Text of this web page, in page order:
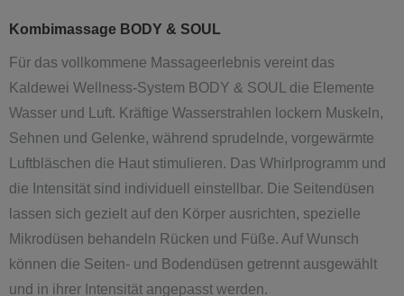
Kombimassage BODY & SOUL
Für das vollkommene Massageerlebnis vereint das
Kaldewei Wellness-System BODY & SOUL die Elemente
Wasser und Luft. Kräftige Wasserstrahlen lockern Muskeln,
Sehnen und Gelenke, während sprudelnde, vorgewärmte
Luftbläschen die Haut stimulieren. Das Whirlprogramm und
die Intensität sind individuell einstellbar. Die Seitendüsen
lassen sich gezielt auf den Körper ausrichten, spezielle
Mikrodüsen behandeln Rücken und Füße. Auf Wunsch
können die Seiten- und Bodendüsen getrennt ausgewählt
und in ihrer Intensität angepasst werden.